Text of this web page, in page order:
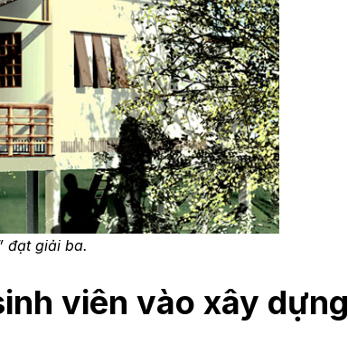
đạt giải ba.
viên vào xây dựng